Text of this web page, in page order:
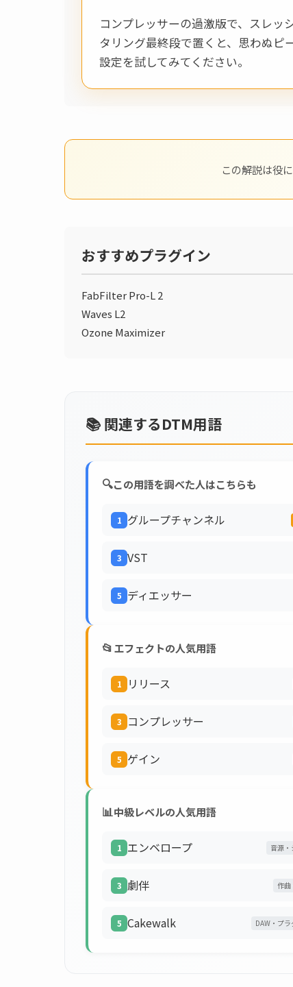
コンプレッサーの過激版で、スレッ
タリング最終段で置くと、思わぬ
設定を試してみてください。
この解説は役
おすすめプラグイン
FabFilter Pro-L 2
Waves L2
Ozone Maximizer
📚 関連するDTM用語
🔍この用語を調べた人はこちらも
1 グループチャンネル
3 VST
5 ディエッサー
📂エフェクトの人気用語
1 リリース
3 コンプレッサー
5 ゲイン
📊中級レベルの人気用語
1 エンベロープ 音源・
3 劇伴 作曲
5 Cakewalk DAW・プラ